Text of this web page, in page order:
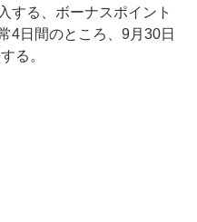
する、ボーナスポイント
4日間のところ、9月30日
る。